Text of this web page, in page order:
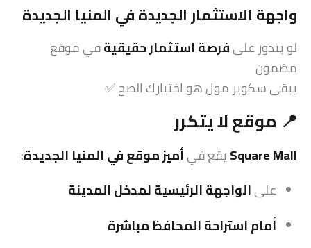
واجهة الاستثمارالجديدة في المنيا الجديدة
لو بتدور علىفرصةاستثمارحقيقيةفي موقع
مضمون
يبقى سكوير مول هو اختيارك الصح ✅
📍 موقعلا يتكرر
Square Mall يقع فيأميز موقع في المنيا الجديدة:
علىالواجهة الرئيسية لمدخل المدينة
أمام استراحة المحافظ مباشرة